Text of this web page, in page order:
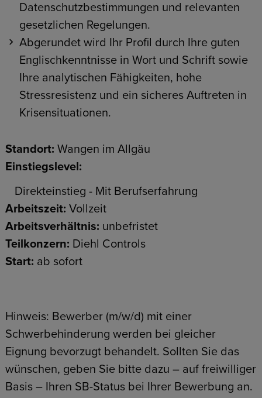
Datenschutzbestimmungen und relevanten
gesetzlichen Regelungen.
Abgerundet wird Ihr Profil durch Ihre guten
Englischkenntnisse in Wort und Schrift sowie
Ihre analytischen Fähigkeiten, hohe
Stressresistenz und ein sicheres Auftreten in
Krisensituationen.
Standort: Wangen im Allgäu
Einstiegslevel:
Direkteinstieg - Mit Berufserfahrung
Arbeitszeit: Vollzeit
Arbeitsverhältnis: unbefristet
Teilkonzern: Diehl Controls
Start: ab sofort
Hinweis: Bewerber (m/w/d) mit einer
Schwerbehinderung werden bei gleicher
Eignung bevorzugt behandelt. Sollten Sie das
wünschen, geben Sie bitte dazu – auf freiwilliger
Basis – Ihren SB-Status bei Ihrer Bewerbung an.